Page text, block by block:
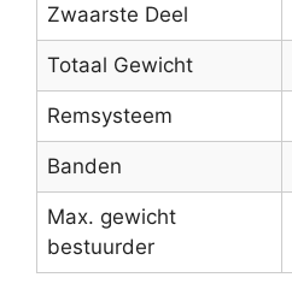
Zwaarste Deel
Totaal Gewicht
Remsysteem
Banden
Max. gewicht
bestuurder